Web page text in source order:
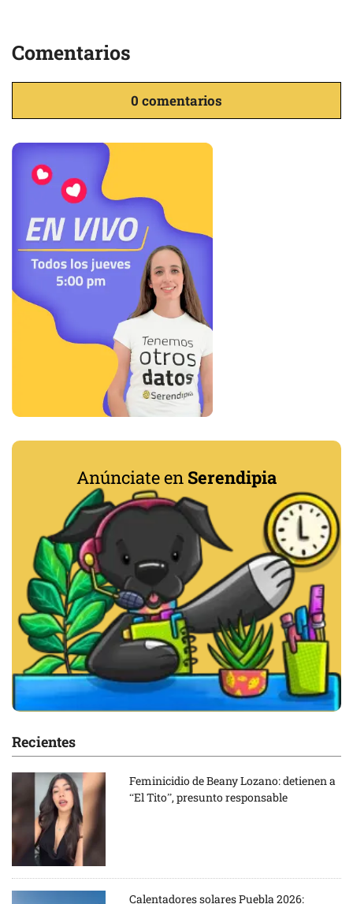
Comentarios
0 comentarios
Anúnciate en Serendipia
Recientes
Feminicidio de Beany Lozano: detienen a
“El Tito”, presunto responsable
Calentadores solares Puebla 2026: